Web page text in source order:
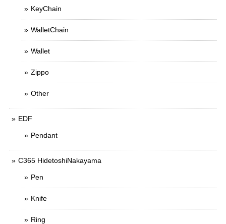
KeyChain
WalletChain
Wallet
Zippo
Other
EDF
Pendant
C365 HidetoshiNakayama
Pen
Knife
Ring